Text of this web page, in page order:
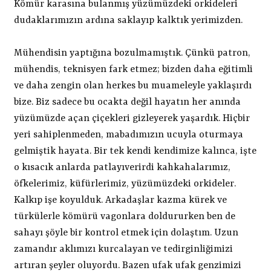
Kömür karasına bulanmış yüzümüzdeki orkideleri
dudaklarımızın ardına saklayıp kalktık yerimizden.
Mühendisin yaptığına bozulmamıştık. Çünkü patron,
mühendis, teknisyen fark etmez; bizden daha eğitimli
ve daha zengin olan herkes bu muameleyle yaklaşırdı
bize. Biz sadece bu ocakta değil hayatın her anında
yüzümüzde açan çiçekleri gizleyerek yaşardık. Hiçbir
yeri sahiplenmeden, mabadımızın ucuyla oturmaya
gelmiştik hayata. Bir tek kendi kendimize kalınca, işte
o kısacık anlarda patlayıverirdi kahkahalarımız,
öfkelerimiz, küfürlerimiz, yüzümüzdeki orkideler.
Kalkıp işe koyulduk. Arkadaşlar kazma kürek ve
türkülerle kömürü vagonlara doldururken ben de
sahayı şöyle bir kontrol etmek için dolaştım. Uzun
zamandır aklımızı kurcalayan ve tedirginliğimizi
artıran şeyler oluyordu. Bazen ufak ufak genzimizi